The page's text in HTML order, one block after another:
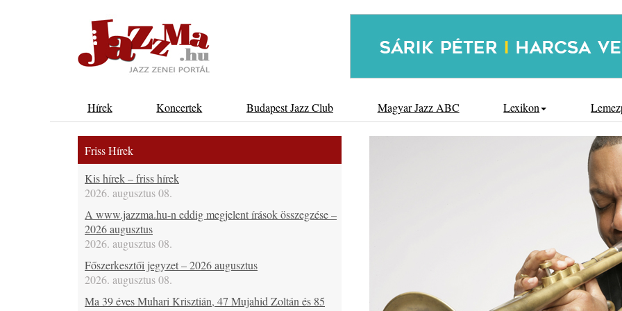
Hírek Koncertek Budapest Jazz Club Magyar Jazz ABC Lexikon
Friss Hírek
Kis hírek – friss hírek
2026. augusztus 08.
A www.jazzma.hu-n eddig megjelent írások összegzése –
2026 augusztus
2026. augusztus 08.
Főszerkesztői jegyzet – 2026 augusztus
2026. augusztus 08.
Ma 39 éves Muhari Krisztián, 47 Mujahid Zoltán és 85